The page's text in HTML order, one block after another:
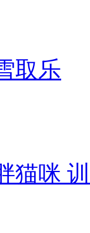
取乐
猫咪